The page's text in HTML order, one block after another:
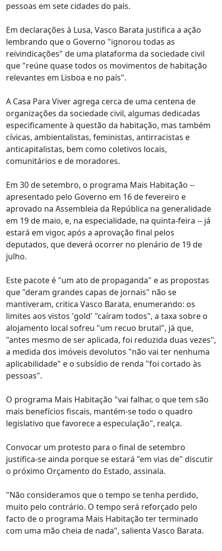
pessoas em sete cidades do país.
Em declarações à Lusa, Vasco Barata justifica a ação
lembrando que o Governo "ignorou todas as
reivindicações" de uma plataforma da sociedade civil
que "reúne quase todos os movimentos de habitação
relevantes em Lisboa e no país".
A Casa Para Viver agrega cerca de uma centena de
organizações da sociedade civil, algumas dedicadas
especificamente à questão da habitação, mas também
cívicas, ambientalistas, feministas, antirracistas e
anticapitalistas, bem como coletivos locais,
comunitários e de moradores.
Em 30 de setembro, o programa Mais Habitação --
apresentado pelo Governo em 16 de fevereiro e
aprovado na Assembleia da República na generalidade
em 19 de maio, e, na especialidade, na quinta-feira -- já
estará em vigor, após a aprovação final pelos
deputados, que deverá ocorrer no plenário de 19 de
julho.
Este pacote é "um ato de propaganda" e as propostas
que "deram grandes capas de jornais" não se
mantiveram, critica Vasco Barata, enumerando: os
limites aos vistos 'gold' "caíram todos", a taxa sobre o
alojamento local sofreu "um recuo brutal", já que,
"antes mesmo de ser aplicada, foi reduzida duas vezes",
a medida dos imóveis devolutos "não vai ter nenhuma
aplicabilidade" e o subsídio de renda "foi cortado às
pessoas".
O programa Mais Habitação "vai falhar, o que tem são
mais benefícios fiscais, mantém-se todo o quadro
legislativo que favorece a especulação", realça.
Convocar um protesto para o final de setembro
justifica-se ainda porque se estará "em vias de" discutir
o próximo Orçamento do Estado, assinala.
"Não consideramos que o tempo se tenha perdido,
muito pelo contrário. O tempo será reforçado pelo
facto de o programa Mais Habitação ter terminado
com uma mão cheia de nada", salienta Vasco Barata.